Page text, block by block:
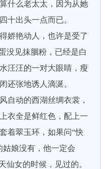
什么老太太，因为从她
十出头一点而已。
艳动人，也许是受了
没见抹胭粉，已经是白
汪汪的一对大眼睛，瘦
还张地诱人滴涎。
动的西湖丝绸衣裳，
衣全是鲜红色，配上一
着翠玉环，如果问“快
姑娘没有，他一定会
仙女的时候，见过的。